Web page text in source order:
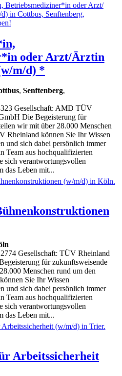
oder Arzt/Ärztin
m/d) *
, Senftenberg,
Gesellschaft: AMD TÜV
Die Begeisterung für
wir mit über 28.000 Menschen
Rheinland können Sie Ihr Wissen
und sich dabei persönlich immer
Team aus hochqualifizierten
sich verantwortungsvollen
das Leben mit...
Gesellschaft: TÜV Rheinland
für zukunftsweisende
Menschen rund um den
Sie Ihr Wissen
und sich dabei persönlich immer
Team aus hochqualifizierten
sich verantwortungsvollen
das Leben mit...
Arbeitssicherheit